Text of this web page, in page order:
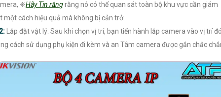
❈Hãy Tin rằngrằng nó có thể quan sát toàn bộ khu vực cần giám
một cách hiệu quả mà không bị cản trở.
Lắp đặt vật lý: Sau khi chọn vị trí, bạn tiến hành lắp camera vào vị trí
cách sử dụng phụ kiện đi kèm và an Tâm camera được gắn chắc